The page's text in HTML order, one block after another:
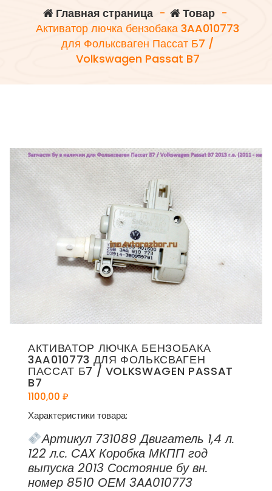
Главная страница- Товар-
Активатор лючка бензобака 3AA010773
для Фольксваген Пассат Б7 /
Volkswagen Passat B7
АКТИВАТОР ЛЮЧКА БЕНЗОБАКА
3AA010773 ДЛЯ ФОЛЬКСВАГЕН
ПАССАТ Б7 / VOLKSWAGEN PASSAT
B7
1100,00 ₽
Характеристики товара:
Артикул 731089 Двигатель 1,4 л.
122 л.с. CAX Коробка МКПП год
выпуска 2013 Состояние бу вн.
номер 8510 ОЕМ 3AA010773